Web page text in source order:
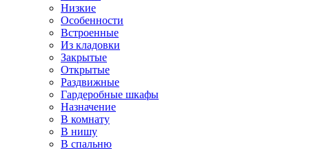
Низкие
Особенности
Встроенные
Из кладовки
Закрытые
Открытые
Раздвижные
Гардеробные шкафы
Назначение
В комнату
В нишу
В спальню